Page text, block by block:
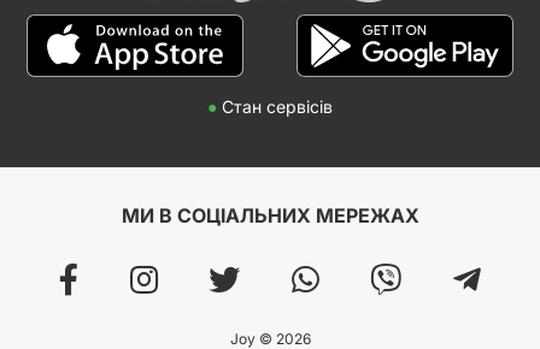
● Стан сервісів
МИ В СОЦІАЛЬНИХ МЕРЕЖАХ
Joy © 2026